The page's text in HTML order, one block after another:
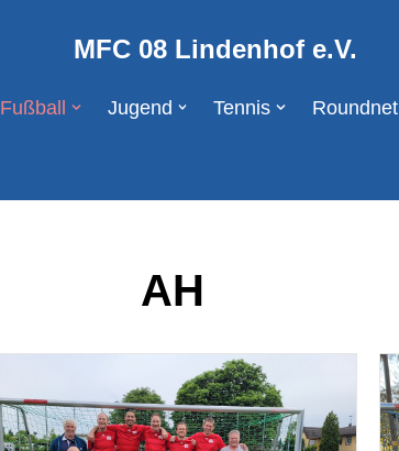
MFC 08 Lindenhof e.V.
Fußball Jugend Tennis Roundnet
AH